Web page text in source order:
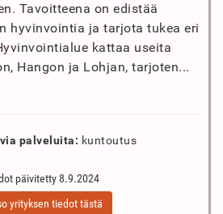
Tavoitteena on edistää
hyvinvointia ja tarjota tukea eri
kattaa useita
Hangon ja Lohjan, tarjoten...
palveluita: kuntoutus
päivitetty 8.9.2024
yrityksen tiedot tästä